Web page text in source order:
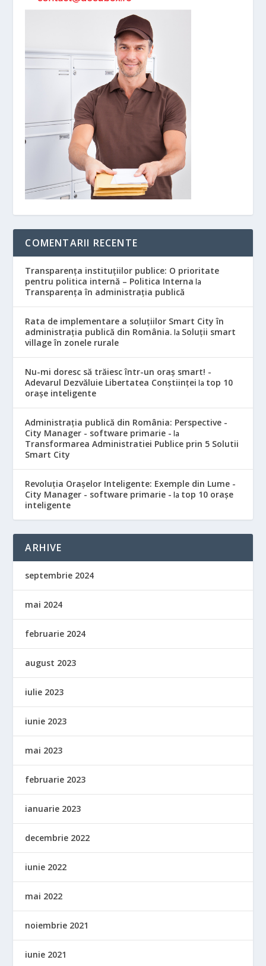
COMENTARII RECENTE
Transparența instituțiilor publice: O prioritate
pentru politica internă – Politica Interna la
Transparența în administrația publică
Rata de implementare a soluțiilor Smart City în
administrația publică din România. la Soluții smart
village în zonele rurale
Nu-mi doresc să trăiesc într-un oraș smart! -
Adevarul Dezvăluie Libertatea Conștiinței la top 10
orașe inteligente
Administrația publică din România: Perspective -
City Manager - software primarie - la
Transformarea Administratiei Publice prin 5 Solutii
Smart City
Revoluția Orașelor Inteligente: Exemple din Lume -
City Manager - software primarie - la top 10 orașe
inteligente
ARHIVE
septembrie 2024
mai 2024
februarie 2024
august 2023
iulie 2023
iunie 2023
mai 2023
februarie 2023
ianuarie 2023
decembrie 2022
iunie 2022
mai 2022
noiembrie 2021
iunie 2021